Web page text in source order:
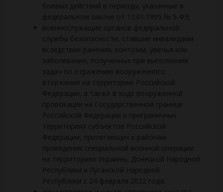
боевых действий в периоды, указанные в
федеральном законе от 12.01.1995 № 5-ФЗ;
военнослужащие органов федеральной
службы безопасности, ставшие инвалидами
вследствие ранения, контузии, увечья или
заболевания, полученных при выполнении
задач по отражению вооруженного
вторжения на территорию Российской
Федерации, а также в ходе вооруженной
провокации на Государственной границе
Российской Федерации и приграничных
территориях субъектов Российской
Федерации, прилегающих к районам
проведения специальной военной операции
на территориях Украины, Донецкой Народной
Республики и Луганской Народной
Республики с 24 февраля 2022 года;